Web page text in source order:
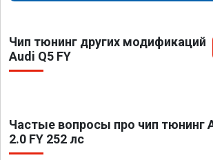
Чип тюнинг других модификаций
Audi Q5 FY
Частые вопросы про чип тюнинг
2.0 FY 252 лс